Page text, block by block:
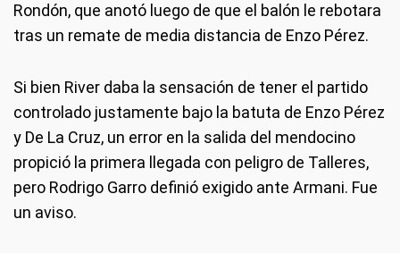
Rondón, que anotó luego de que el balón le rebotara
tras un remate de media distancia de Enzo Pérez.
Si bien River daba la sensación de tener el partido
controlado justamente bajo la batuta de Enzo Pérez
y De La Cruz, un error en la salida del mendocino
propició la primera llegada con peligro de Talleres,
pero Rodrigo Garro definió exigido ante Armani. Fue
un aviso.